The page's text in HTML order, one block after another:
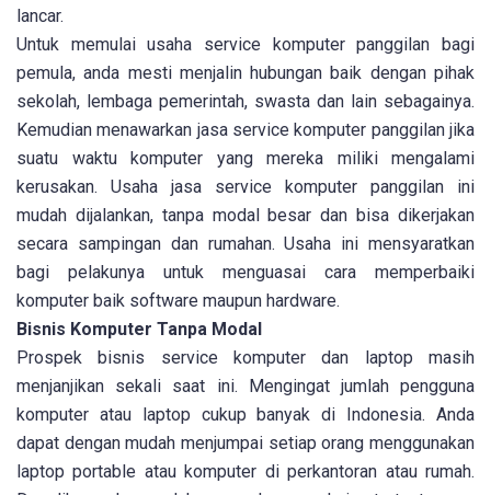
lancar.
Untuk memulai usaha service komputer panggilan bagi
pemula, anda mesti menjalin hubungan baik dengan pihak
sekolah, lembaga pemerintah, swasta dan lain sebagainya.
Kemudian menawarkan jasa service komputer panggilan jika
suatu waktu komputer yang mereka miliki mengalami
kerusakan. Usaha jasa service komputer panggilan ini
mudah dijalankan, tanpa modal besar dan bisa dikerjakan
secara sampingan dan rumahan. Usaha ini mensyaratkan
bagi pelakunya untuk menguasai cara memperbaiki
komputer baik software maupun hardware.
Bisnis Komputer Tanpa Modal
Prospek bisnis service komputer dan laptop masih
menjanjikan sekali saat ini. Mengingat jumlah pengguna
komputer atau laptop cukup banyak di Indonesia. Anda
dapat dengan mudah menjumpai setiap orang menggunakan
laptop portable atau komputer di perkantoran atau rumah.